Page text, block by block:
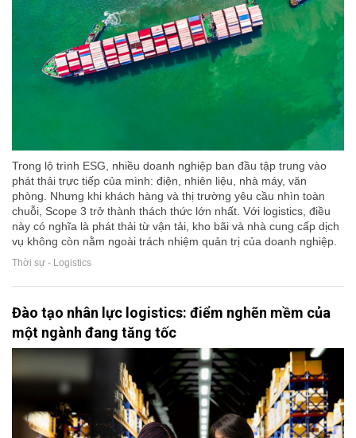
Trong lộ trình ESG, nhiều doanh nghiệp ban đầu tập trung vào
phát thải trực tiếp của mình: điện, nhiên liệu, nhà máy, văn
phòng. Nhưng khi khách hàng và thị trường yêu cầu nhìn toàn
chuỗi, Scope 3 trở thành thách thức lớn nhất. Với logistics, điều
này có nghĩa là phát thải từ vận tải, kho bãi và nhà cung cấp dịch
vụ không còn nằm ngoài trách nhiệm quản trị của doanh nghiệp.
Thời sự - Logistics
Đào tạo nhân lực logistics: điểm nghẽn mềm của
một ngành đang tăng tốc